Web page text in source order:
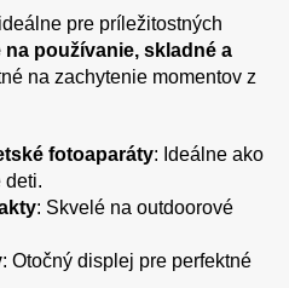
pre príležitostných
používanie, skladné a
na zachytenie momentov z
fotoaparáty: Ideálne ako
deti.
: Skvelé na outdoorové
: Otočný displej pre perfektné